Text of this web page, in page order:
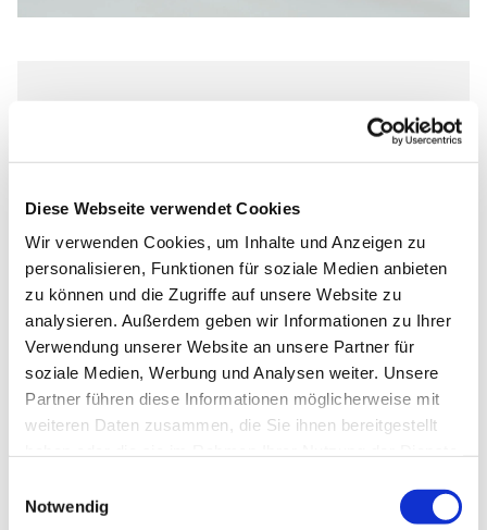
Diese Webseite verwendet Cookies
Wir verwenden Cookies, um Inhalte und Anzeigen zu
personalisieren, Funktionen für soziale Medien anbieten
zu können und die Zugriffe auf unsere Website zu
analysieren. Außerdem geben wir Informationen zu Ihrer
Verwendung unserer Website an unsere Partner für
soziale Medien, Werbung und Analysen weiter. Unsere
Partner führen diese Informationen möglicherweise mit
weiteren Daten zusammen, die Sie ihnen bereitgestellt
Notwendig
Dienstag, 13. Juli 2027, 17:00 Uhr
Bastfelder Weg 30, 33098
Paderborn
Ob die Räume genutzt werden dürfen, kann bei
Pfarrer Grahl erfragt werden.